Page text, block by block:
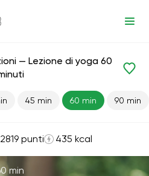
— Lezione di yoga 60
45 min 60 min 90 min
2819 punti 435 kcal
min